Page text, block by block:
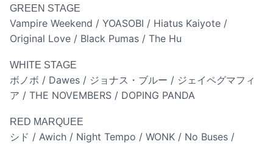
GREEN STAGE
Vampire Weekend / YOASOBI / Hiatus Kaiyote /
Original Love / Black Pumas / The Hu
WHITE STAGE
ボノボ / Dawes / ジョナス・ブルー / ジェイペグマフィ
ア / THE NOVEMBERS / DOPING PANDA
RED MARQUEE
シド / Awich / Night Tempo / WONK / No Buses /